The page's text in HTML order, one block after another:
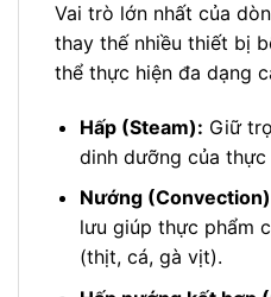
Vai trò lớn nhất của
thay thế nhiều thiết bị
thể thực hiện đa dạng
Hấp (Steam): Giữ
dinh dưỡng của thực
Nướng
lưu giúp thực phẩm
(thịt, cá, gà vịt).